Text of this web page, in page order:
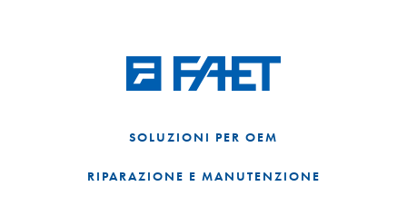
SOLUZIONI PER OEM
RIPARAZIONE E MANUTENZIONE